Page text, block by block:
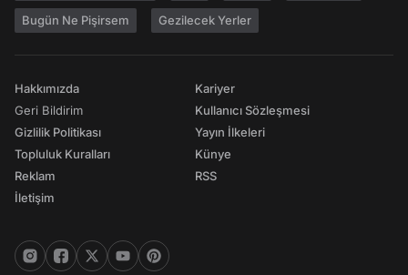
Bugün Ne Pişirsem Gezilecek Yerler
Hakkımızda
Geri Bildirim
Gizlilik Politikası
Topluluk Kuralları
Reklam
İletişim
Kariyer
Kullanıcı Sözleşmesi
Yayın İlkeleri
Künye
RSS